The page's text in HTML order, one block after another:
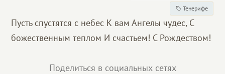
Благотворительность
Тенерифе
Пусть спустятся с небес К вам Ангелы чудес, С
божественным теплом И счастьем! С Рождеством!
Поделиться в социальных сетях